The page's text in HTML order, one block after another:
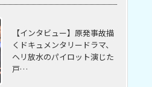
【インタビュー】原発事故描
くドキュメンタリードラマ、
ヘリ放水のパイロット演じた
戸…